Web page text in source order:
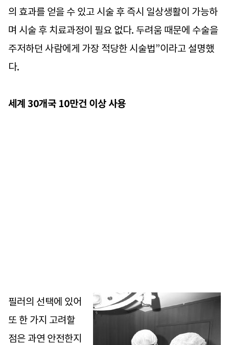
의 효과를 얻을 수 있고 시술 후 즉시 일상생활이 가능하
며 시술 후 치료과정이 필요 없다. 두려움 때문에 수술을
주저하던 사람에게 가장 적당한 시술법”이라고 설명했
다.
세계 30개국 10만건 이상 사용
필러의 선택에 있어
또 한 가지 고려할
점은 과연 안전한지